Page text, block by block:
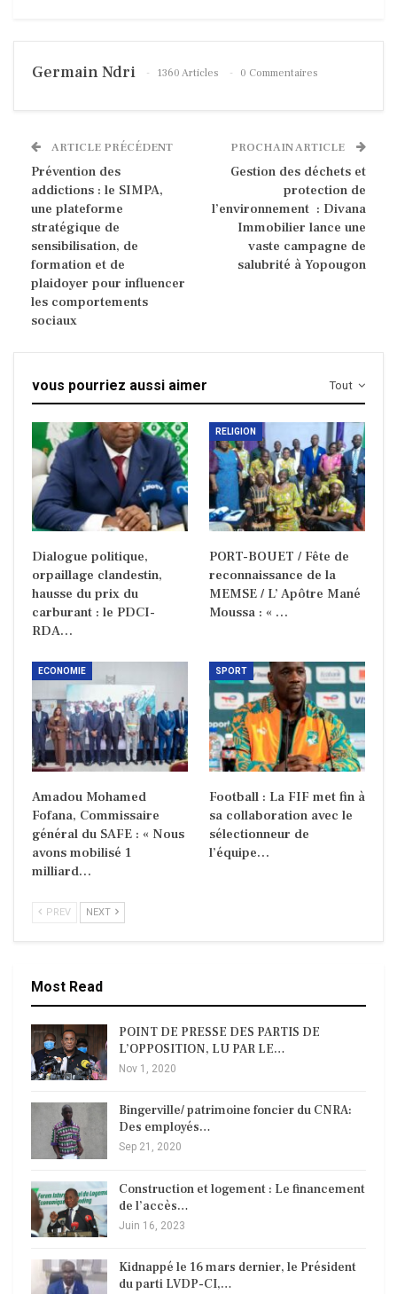
Germain Ndri 1360 Articles 0 Commentaires
ARTICLE PRÉCÉDENT
Prévention des
addictions : le SIMPA,
une plateforme
stratégique de
sensibilisation, de
formation et de
plaidoyer pour influencer
les comportements
sociaux
PROCHAIN ARTICLE
Gestion des déchets et
protection de
l’environnement : Divana
Immobilier lance une
vaste campagne de
salubrité à Yopougon
Tout
vous pourriez aussi aimer
Dialogue politique,
orpaillage clandestin,
hausse du prix du
carburant : le PDCI-
RDA…
RELIGION
PORT-BOUET / Fête de
reconnaissance de la
MEMSE / L’ Apôtre Mané
Moussa : « …
ECONOMIE
Amadou Mohamed
Fofana, Commissaire
général du SAFE : « Nous
avons mobilisé 1
milliard…
SPORT
Football : La FIF met fin à
sa collaboration avec le
sélectionneur de
l’équipe…
PREV NEXT
Most Read
POINT DE PRESSE DES PARTIS DE
L’OPPOSITION, LU PAR LE…
Nov 1, 2020
Bingerville/ patrimoine foncier du CNRA:
Des employés…
Sep 21, 2020
Construction et logement : Le financement
de l’accès…
Juin 16, 2023
Kidnappé le 16 mars dernier, le Président
du parti LVDP-CI,…